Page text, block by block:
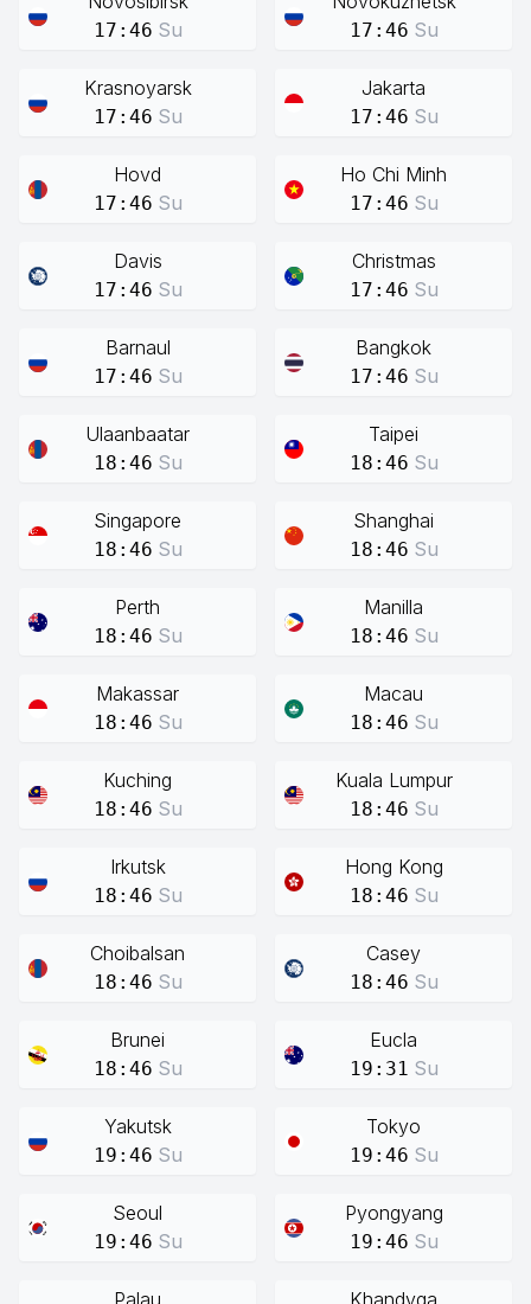
17:46 Su 17:46 Su
Krasnoyarsk
17:46 Su
Jakarta
17:46 Su
Hovd
17:46 Su
Ho Chi Minh
17:46 Su
Davis
17:46 Su
Christmas
17:46 Su
Barnaul
17:46 Su
Bangkok
17:46 Su
Ulaanbaatar
18:46 Su
Taipei
18:46 Su
Singapore
18:46 Su
Shanghai
18:46 Su
Perth
18:46 Su
Manilla
18:46 Su
Makassar
18:46 Su
Macau
18:46 Su
Kuching
18:46 Su
Kuala Lumpur
18:46 Su
Irkutsk
18:46 Su
Hong Kong
18:46 Su
Choibalsan
18:46 Su
Casey
18:46 Su
Brunei
18:46 Su
Eucla
19:31 Su
Yakutsk
19:46 Su
Tokyo
19:46 Su
Seoul
19:46 Su
Pyongyang
19:46 Su
Palau Khandyga